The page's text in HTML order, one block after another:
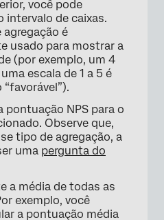
×
você pode
intervalo de caixas.
agregação é
usado para mostrar a
(por exemplo, um 4
escala de 1 a 5 é
pontuação NPS para o
Observe que,
tipo de agregação, a
uma pergunta do
a média de todas as
exemplo, você
a pontuação média